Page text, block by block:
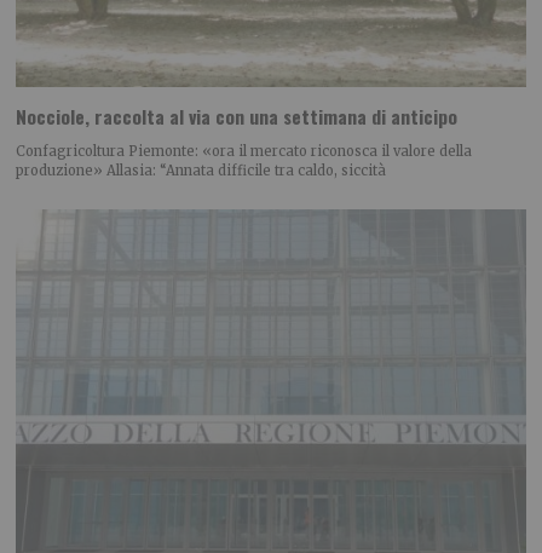
Nocciole, raccolta al via con una settimana di anticipo
Confagricoltura Piemonte: «ora il mercato riconosca il valore della
produzione» Allasia: “Annata difficile tra caldo, siccità